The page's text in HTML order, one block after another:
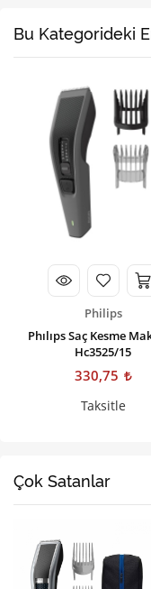
Bu Kategorideki
Philips
Phılıps Saç Kesme
Hc3525/15
330,75
Taksitle
Çok Satanlar